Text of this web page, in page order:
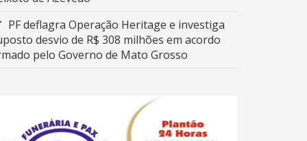
PF deflagra Operação Heritage e investiga
desvio de R$ 308 milhões em acordo
pelo Governo de Mato Grosso